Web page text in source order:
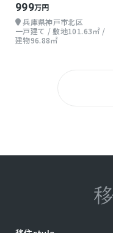
999万円
兵庫県神戸市北区
一戸建て / 敷地101.63㎡ /
建物96.88㎡